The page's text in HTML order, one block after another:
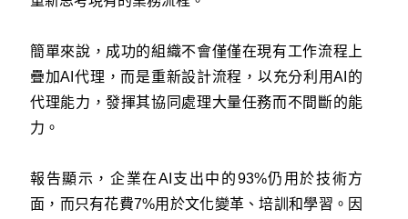
簡單來說，成功的組織不會僅僅在現有工作流程上
疊加AI代理，而是重新設計流程，以充分利用AI的
代理能力，發揮其協同處理大量任務而不間斷的能
力。
報告顯示，企業在AI支出中的93%仍用於技術方
面，而只有花費7%用於文化變革、培訓和學習。因